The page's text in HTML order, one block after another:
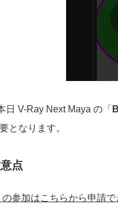
日 V-Ray Next Maya の「
となります。
点
参加はこちらから申請